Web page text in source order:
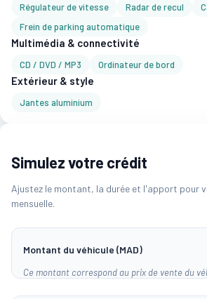
Régulateur de vitesse
Radar de recul
Frein de parking automatique
Multimédia & connectivité
CD / DVD / MP3 Ordinateur de bord
Extérieur & style
Jantes aluminium
Simulez votre crédit
Ajustez le montant, la durée et l'apport pour
mensuelle.
Montant du véhicule (MAD)
Ce montant correspond au prix de vente du